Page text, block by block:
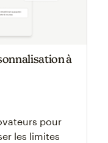
à
pour
les limites